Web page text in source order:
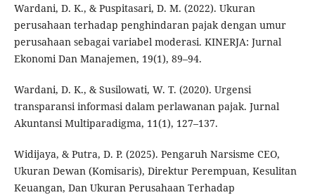
Wardani, D. K., & Puspitasari, D. M. (2022). Ukuran
perusahaan terhadap penghindaran pajak dengan umur
perusahaan sebagai variabel moderasi. KINERJA: Jurnal
Ekonomi Dan Manajemen, 19(1), 89–94.
Wardani, D. K., & Susilowati, W. T. (2020). Urgensi
transparansi informasi dalam perlawanan pajak. Jurnal
Akuntansi Multiparadigma, 11(1), 127–137.
Widijaya, & Putra, D. P. (2025). Pengaruh Narsisme CEO,
Ukuran Dewan (Komisaris), Direktur Perempuan, Kesulitan
Keuangan, Dan Ukuran Perusahaan Terhadap